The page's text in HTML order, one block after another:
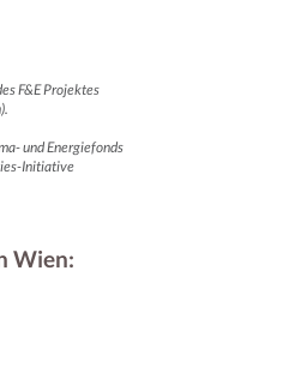
F&E Projektes
und Energiefonds
Initiative
Wien: